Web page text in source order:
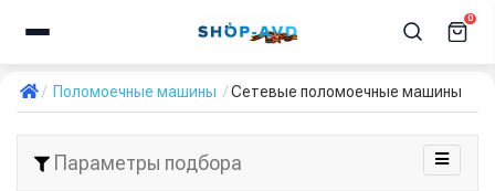
0
Поломоечные машины Сетевые поломоечные машины
Параметры подбора